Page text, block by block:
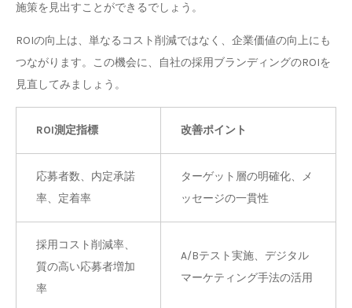
施策を見出すことができるでしょう。
ROIの向上は、単なるコスト削減ではなく、企業価値の向上にも
つながります。この機会に、自社の採用ブランディングのROIを
見直してみましょう。
ROI測定指標 改善ポイント
応募者数、内定承諾
率、定着率
ターゲット層の明確化、メ
ッセージの一貫性
採用コスト削減率、
質の高い応募者増加
率
A/Bテスト実施、デジタル
マーケティング手法の活用